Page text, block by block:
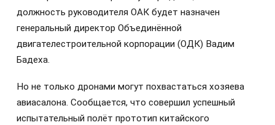
должность руководителя ОАК будет назначен
генеральный директор Объединённой
двигателестроительной корпорации (ОДК) Вадим
Бадеха.
Но не только дронами могут похвастаться хозяева
авиасалона. Сообщается, что совершил успешный
испытательный полёт прототип китайского